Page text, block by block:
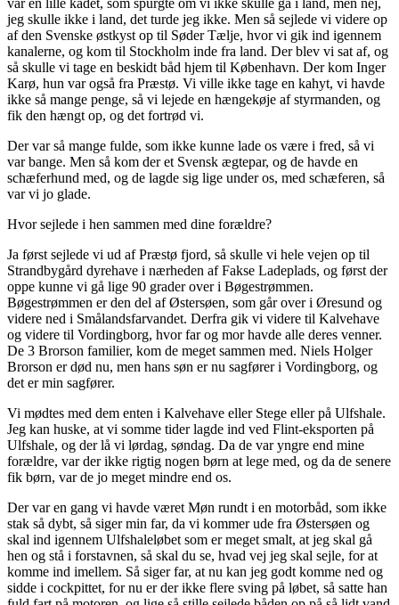
jeg skulle ikke i land, det turde jeg ikke. Men så sejlede vi videre op
af den Svenske østkyst op til Søder Tælje, hvor vi gik ind igennem
kanalerne, og kom til Stockholm inde fra land. Der blev vi sat af, og
så skulle vi tage en beskidt båd hjem til København. Der kom Inger
Karø, hun var også fra Præstø. Vi ville ikke tage en kahyt, vi havde
ikke så mange penge, så vi lejede en hængekøje af styrmanden, og
fik den hængt op, og det fortrød vi.
Der var så mange fulde, som ikke kunne lade os være i fred, så vi
var bange. Men så kom der et Svensk ægtepar, og de havde en
schæferhund med, og de lagde sig lige under os, med schæferen, så
var vi jo glade.
Hvor sejlede i hen sammen med dine forældre?
Ja først sejlede vi ud af Præstø fjord, så skulle vi hele vejen op til
Strandbygård dyrehave i nærheden af Fakse Ladeplads, og først der
oppe kunne vi gå lige 90 grader over i Bøgestrømmen.
Bøgestrømmen er den del af Østersøen, som går over i Øresund og
videre ned i Smålandsfarvandet. Derfra gik vi videre til Kalvehave
og videre til Vordingborg, hvor far og mor havde alle deres venner.
De 3 Brorson familier, kom de meget sammen med. Niels Holger
Brorson er død nu, men hans søn er nu sagfører i Vordingborg, og
det er min sagfører.
Vi mødtes med dem enten i Kalvehave eller Stege eller på Ulfshale.
Jeg kan huske, at vi somme tider lagde ind ved Flint-eksporten på
Ulfshale, og der lå vi lørdag, søndag. Da de var yngre end mine
forældre, var der ikke rigtig nogen børn at lege med, og da de senere
fik børn, var de jo meget mindre end os.
Der var en gang vi havde været Møn rundt i en motorbåd, som ikke
stak så dybt, så siger min far, da vi kommer ude fra Østersøen og
skal ind igennem Ulfshaleløbet som er meget smalt, at jeg skal gå
hen og stå i forstavnen, så skal du se, hvad vej jeg skal sejle, for at
komme ind imellem. Så siger far, at nu kan jeg godt komme ned og
sidde i cockpittet, for nu er der ikke flere sving på løbet, så satte han